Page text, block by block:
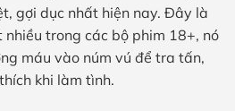
gợi dục nhất hiện nay. Đây là
trong các bộ phim 18+, nó
máu vào núm vú để tra tấn,
khi làm tình.